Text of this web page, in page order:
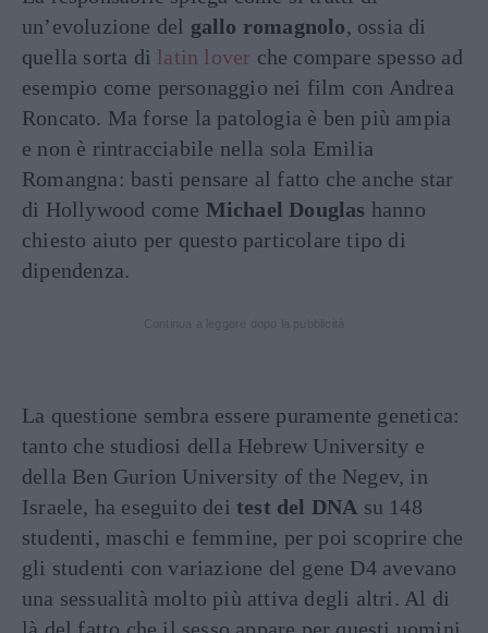
un’evoluzione del gallo romagnolo, ossia di
quella sorta di latin lover che compare spesso ad
esempio come personaggio nei film con Andrea
Roncato. Ma forse la patologia è ben più ampia
e non è rintracciabile nella sola Emilia
Romangna: basti pensare al fatto che anche star
di Hollywood come Michael Douglas hanno
chiesto aiuto per questo particolare tipo di
dipendenza.
La questione sembra essere puramente genetica:
tanto che studiosi della Hebrew University e
della Ben Gurion University of the Negev, in
Israele, ha eseguito dei test del DNA su 148
studenti, maschi e femmine, per poi scoprire che
gli studenti con variazione del gene D4 avevano
una sessualità molto più attiva degli altri. Al di